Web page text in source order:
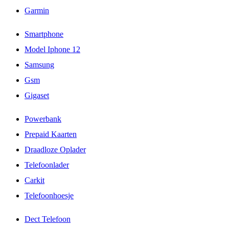
Garmin
Smartphone
Model Iphone 12
Samsung
Gsm
Gigaset
Powerbank
Prepaid Kaarten
Draadloze Oplader
Telefoonlader
Carkit
Telefoonhoesje
Dect Telefoon